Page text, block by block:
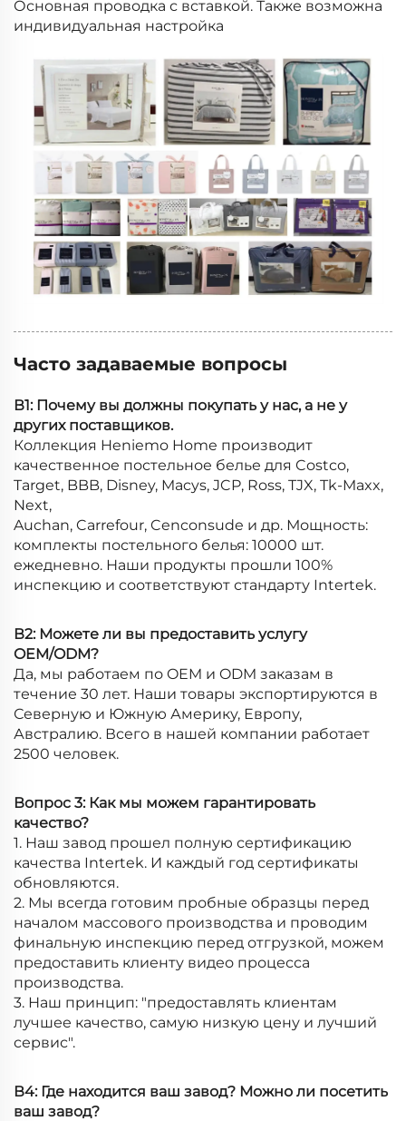
Основная проводка с вставкой. Также возможна
индивидуальная настройка
Часто задаваемые вопросы
В1: Почему вы должны покупать у нас, а не у
других поставщиков.
Коллекция Heniemo Home производит
качественное постельное белье для Costco,
Target, BBB, Disney, Macys, JCP, Ross, TJX, Tk-Maxx,
Next,
Auchan, Carrefour, Cenconsude и др. Мощность:
комплекты постельного белья: 10000 шт.
ежедневно. Наши продукты прошли 100%
инспекцию и соответствуют стандарту Intertek.
В2: Можете ли вы предоставить услугу
OEM/ODM?
Да, мы работаем по OEM и ODM заказам в
течение 30 лет. Наши товары экспортируются в
Северную и Южную Америку, Европу,
Австралию. Всего в нашей компании работает
2500 человек.
Вопрос 3: Как мы можем гарантировать
качество?
1. Наш завод прошел полную сертификацию
качества Intertek. И каждый год сертификаты
обновляются.
2. Мы всегда готовим пробные образцы перед
началом массового производства и проводим
финальную инспекцию перед отгрузкой, можем
предоставить клиенту видео процесса
производства.
3. Наш принцип: "предоставлять клиентам
лучшее качество, самую низкую цену и лучший
сервис".
В4: Где находится ваш завод? Можно ли посетить
ваш завод?